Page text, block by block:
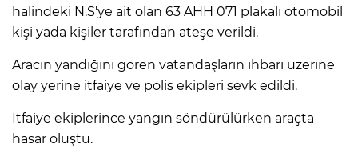
halindeki N.S'ye ait olan 63 AHH 071 plakalı otomobil
kişi yada kişiler tarafından ateşe verildi.
Aracın yandığını gören vatandaşların ihbarı üzerine
olay yerine itfaiye ve polis ekipleri sevk edildi.
İtfaiye ekiplerince yangın söndürülürken araçta
hasar oluştu.